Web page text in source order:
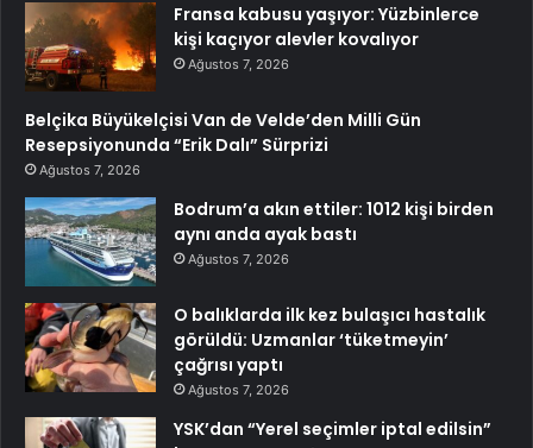
Fransa kabusu yaşıyor: Yüzbinlerce
kişi kaçıyor alevler kovalıyor
Ağustos 7, 2026
Belçika Büyükelçisi Van de Velde’den Milli Gün
Resepsiyonunda “Erik Dalı” Sürprizi
Ağustos 7, 2026
Bodrum’a akın ettiler: 1012 kişi birden
aynı anda ayak bastı
Ağustos 7, 2026
O balıklarda ilk kez bulaşıcı hastalık
görüldü: Uzmanlar ‘tüketmeyin’
çağrısı yaptı
Ağustos 7, 2026
YSK’dan “Yerel seçimler iptal edilsin”